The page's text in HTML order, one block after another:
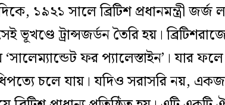
১৯২১ সালে ব্রিটিশ প্রধানমন্ত্রী জর্জ
ভূখণ্ডে ট্রান্সজর্ডন তৈরি হয়।
ফর প্যালেস্তাইন’। যার
চলে যায়। যদিও সরাসরি নয়,